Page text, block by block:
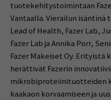
tuotekehitystoimintaan
Vantaalla. Vierailun isäntinä
Lead of Health, Fazer Lab,
Fazer Lab ja Annika Porr,
Fazer Makeiset Oy. Erityistä
herättivät Fazerin
mikrobiproteiinituotteiden
kaakaon korvaamiseen ja